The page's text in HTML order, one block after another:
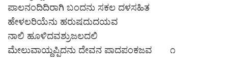
ಪಾಲನಂದಿದಿರಾಗಿ ಬಂದನು ಸಕಲ ದಳಸಹಿತ
ಹೇಳಲರಿಯೆನು ಹರುಷದುದಯವ
ನಾಲಿ ಹೂಳಿದವಶ್ರುಜಲದಲಿ
ಮೇಲುವಾಯ್ದಪ್ಪಿದನು ದೇವನ ಪಾದಪಂಕಜವ ೧